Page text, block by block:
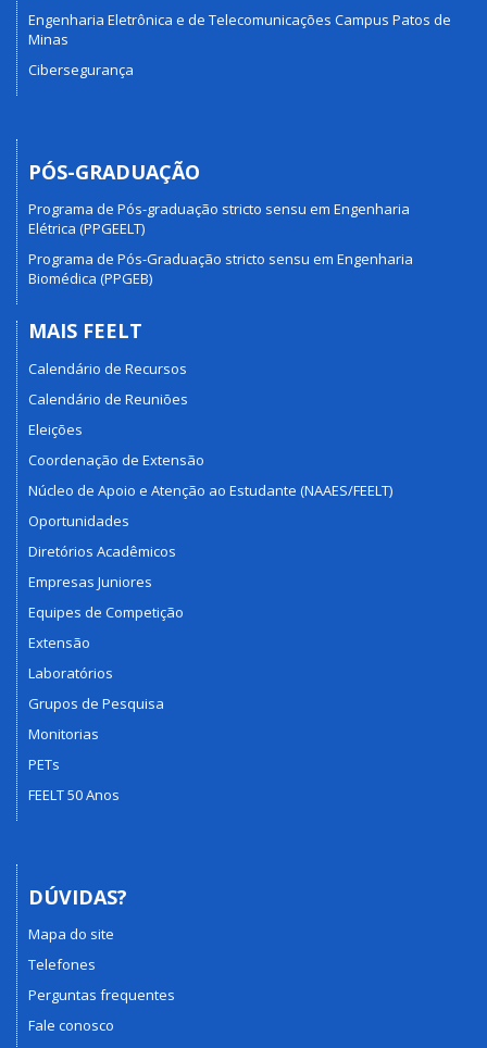
Engenharia Eletrônica e de Telecomunicações Campus Patos de
Minas
Cibersegurança
PÓS-GRADUAÇÃO
Programa de Pós-graduação stricto sensu em Engenharia
Elétrica (PPGEELT)
Programa de Pós-Graduação stricto sensu em Engenharia
Biomédica (PPGEB)
MAIS FEELT
Calendário de Recursos
Calendário de Reuniões
Eleições
Coordenação de Extensão
Núcleo de Apoio e Atenção ao Estudante (NAAES/FEELT)
Oportunidades
Diretórios Acadêmicos
Empresas Juniores
Equipes de Competição
Extensão
Laboratórios
Grupos de Pesquisa
Monitorias
PETs
FEELT 50 Anos
DÚVIDAS?
Mapa do site
Telefones
Perguntas frequentes
Fale conosco